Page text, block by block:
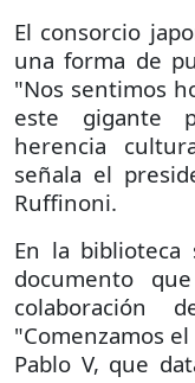
El consorcio
una forma de
"Nos sentimos
este gigante
herencia
señala el
Ruffinoni.
En la
documento
colaboración
"Comenzamos
Pablo V, que